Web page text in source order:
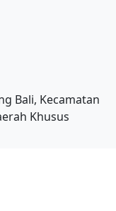
Bali, Kecamatan
Khusus